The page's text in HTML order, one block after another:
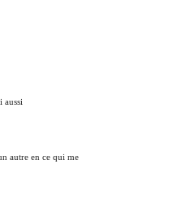
aussi
autre en ce qui me